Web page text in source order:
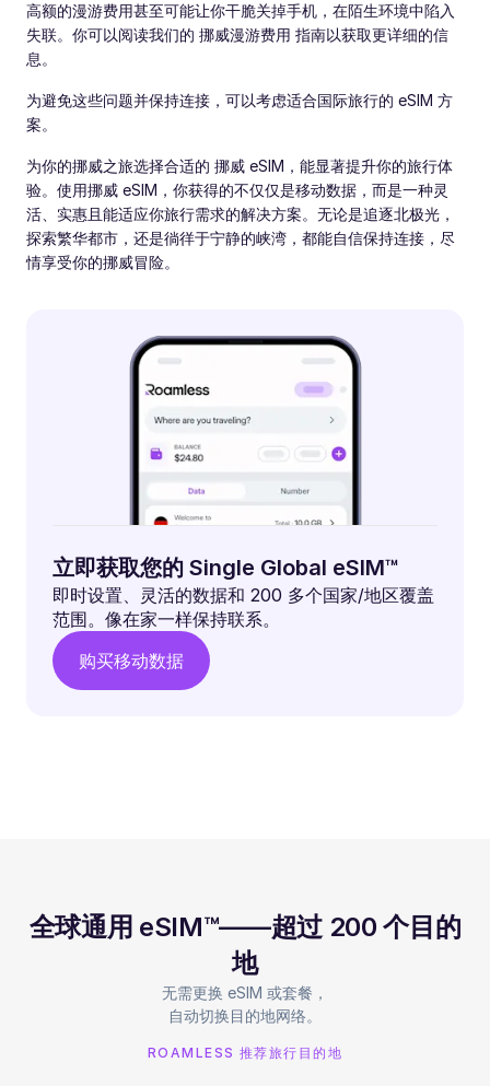
高额的漫游费用甚至可能让你干脆关掉手机，在陌生环境中陷入
失联。你可以阅读我们的 挪威漫游费用 指南以获取更详细的信
息。
为避免这些问题并保持连接，可以考虑适合国际旅行的 eSIM 方
案。
为你的挪威之旅选择合适的 挪威 eSIM，能显著提升你的旅行体
验。使用挪威 eSIM，你获得的不仅仅是移动数据，而是一种灵
活、实惠且能适应你旅行需求的解决方案。无论是追逐北极光，
探索繁华都市，还是徜徉于宁静的峡湾，都能自信保持连接，尽
情享受你的挪威冒险。
立即获取您的 Single Global eSIM™
即时设置、灵活的数据和 200 多个国家/地区覆盖
范围。像在家一样保持联系。
购买移动数据
全球通用 eSIM™——超过 200 个目的
地
无需更换 eSIM 或套餐，
自动切换目的地网络。
ROAMLESS 推荐旅行目的地